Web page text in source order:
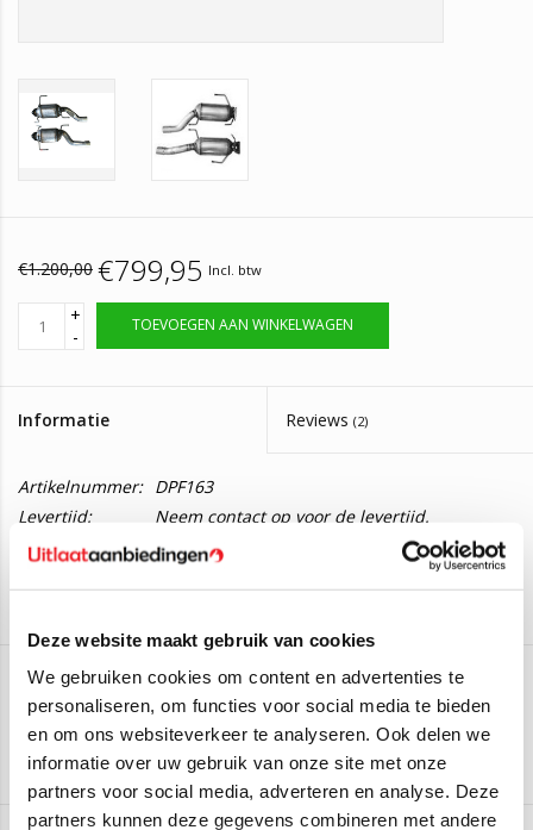
Deze website maakt gebruik van cookies
We gebruiken cookies om content en advertenties te
personaliseren, om functies voor social media te bieden
en om ons websiteverkeer te analyseren. Ook delen we
informatie over uw gebruik van onze site met onze
partners voor social media, adverteren en analyse. Deze
partners kunnen deze gegevens combineren met andere
€1.200,00 €799,95 Incl. btw
+
-
TOEVOEGEN AAN WINKELWAGEN
Informatie Reviews (2)
Artikelnummer: DPF163
Levertijd:
Neem contact op voor de levertijd.
Roetfilter Audi Q7 6.0
Deze roetfilter past op de volgende auto:
Audi Q7 6.0
Twijfelt u of deze roetfilter geschikt is voor uw auto?
De originele nummers van deze roetfilter zijn: 4L0254850AX,
JMJ
Aan verlanglijst toevoegen/Toevoegen om te vergelijken /Afdrukken